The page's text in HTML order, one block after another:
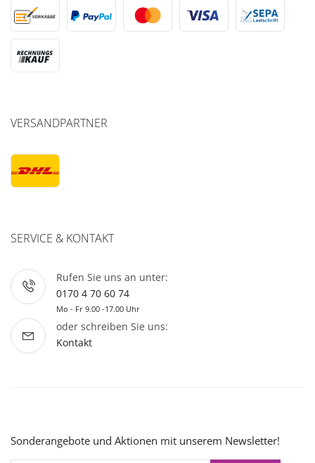
VERSANDPARTNER
SERVICE & KONTAKT
Rufen Sie uns an unter:
0170 4 70 60 74
Mo - Fr 9.00 -17.00 Uhr
oder schreiben Sie uns:
Kontakt
Sonderangebote und Aktionen mit unserem Newsletter!